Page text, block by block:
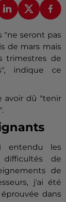
"ne seront pas
de mars mais
trimestres de
indique ce
avoir dû "tenir
entendu les
difficultés de
de
j'ai été
dans